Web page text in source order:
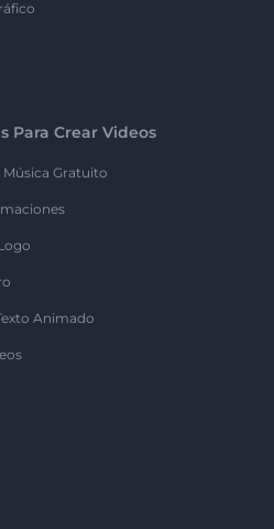
Para Crear Videos
Música Gratuito
Animado